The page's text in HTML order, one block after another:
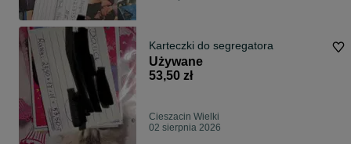
Karteczki do segregatora
Używane
53,50 zł
Cieszacin Wielki
02 sierpnia 2026